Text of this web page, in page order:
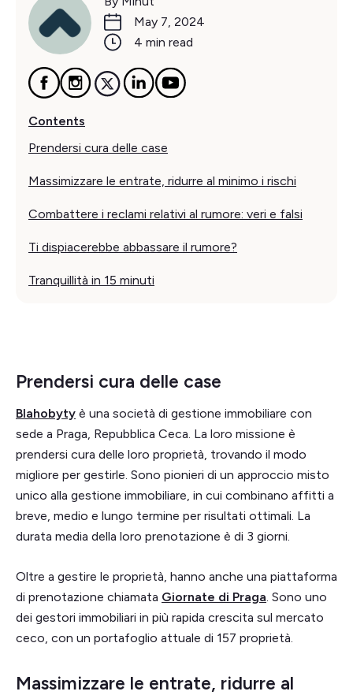
May 7, 2024
4 min read
Contents
Prendersi cura delle case
Massimizzare le entrate, ridurre al minimo i rischi
Combattere i reclami relativi al rumore: veri e falsi
Ti dispiacerebbe abbassare il rumore?
Tranquillità in 15 minuti
Prendersi cura delle case
Blahobyty è una società di gestione immobiliare con
sede a Praga, Repubblica Ceca. La loro missione è
prendersi cura delle loro proprietà, trovando il modo
migliore per gestirle. Sono pionieri di un approccio misto
unico alla gestione immobiliare, in cui combinano affitti a
breve, medio e lungo termine per risultati ottimali. La
durata media della loro prenotazione è di 3 giorni.
Oltre a gestire le proprietà, hanno anche una piattaforma
di prenotazione chiamata Giornate di Praga . Sono uno
dei gestori immobiliari in più rapida crescita sul mercato
ceco, con un portafoglio attuale di 157 proprietà.
Massimizzare le entrate, ridurre al